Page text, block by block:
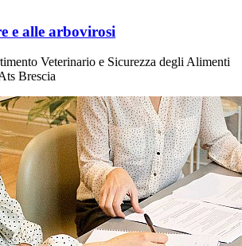
e alle arbovirosi
Veterinario e Sicurezza degli Alimenti
Brescia